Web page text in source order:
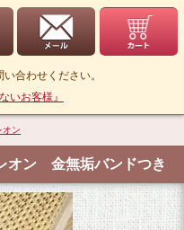
合わせください。
いお客様』
オン
オン 金無垢バンドつき